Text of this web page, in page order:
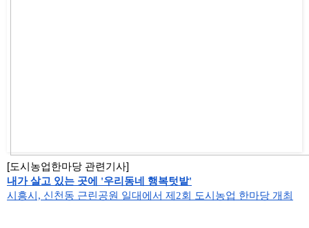
[도시농업한마당 관련기사]
내가 살고 있는 곳에 '우리동네 행복텃밭'
시흥시, 신천동 근린공원 일대에서 제2회 도시농업 한마당 개최